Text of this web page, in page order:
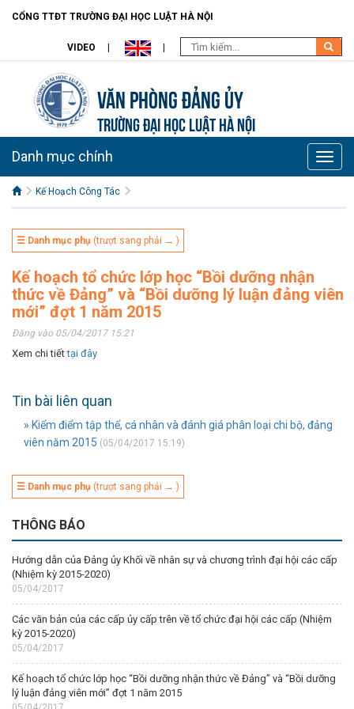
CỔNG TTĐT TRƯỜNG ĐẠI HỌC LUẬT HÀ NỘI
VIDEO
Văn Phòng Đảng Ủy
TRƯỜNG ĐẠI HỌC LUẬT HÀ NỘI
Toggle
Danh mục chính
Kế Hoạch Công Tác
☰ Danh mục phụ (trượt sang phải → )
Kế hoạch tổ chức lớp học “Bồi dưỡng nhận
thức về Đảng” và “Bồi dưỡng lý luận đảng viên
mới” đợt 1 năm 2015
Đăng vào 05/04/2017 15:21
Xem chi tiếttại đây
Tin bài liên quan
» Kiểm điểm tập thể, cá nhân và đánh giá phân loại chi bộ, đảng
viên năm 2015 (05/04/2017 15:19)
☰ Danh mục phụ (trượt sang phải → )
THÔNG BÁO
Hướng dẫn của Đảng ủy Khối về nhân sự và chương trình đại hội các cấp
(Nhiệm kỳ 2015-2020)
05/04/2017
Các văn bản của các cấp ủy cấp trên về tổ chức đại hội các cấp (Nhiệm
kỳ 2015-2020)
05/04/2017
Kế hoạch tổ chức lớp học “Bồi dưỡng nhận thức về Đảng” và “Bồi dưỡng
lý luận đảng viên mới” đợt 1 năm 2015